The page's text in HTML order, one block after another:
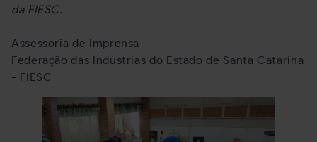
da FIESC.
Assessoria de Imprensa
Federação das Indústrias do Estado de Santa Catarina
- FIESC